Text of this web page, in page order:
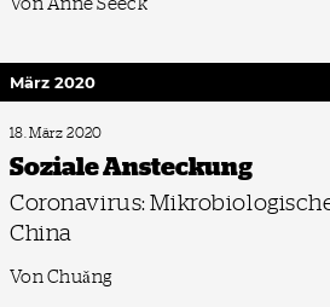
März 2020
18. März 2020
Soziale Ansteckung
Coronavirus:
China
Von Chuǎng